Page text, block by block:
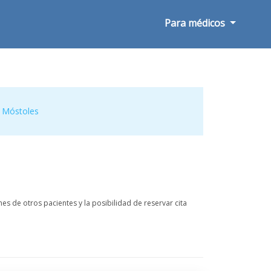
Para médicos
Móstoles
de otros pacientes y la posibilidad de reservar cita